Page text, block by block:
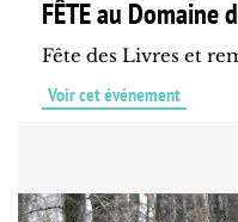
FÊTE au Domaine
Fête des Livres et
Voir cet événement